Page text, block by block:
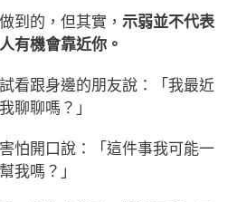
到的，但其實， 示弱並不代表
有機會靠近你。
看跟身邊的朋友說：「我最近
聊聊嗎？」
怕開口說：「這件事我可能一
我嗎？」